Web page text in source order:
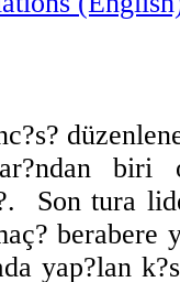
biri
Son tura
berabere
yap?lan